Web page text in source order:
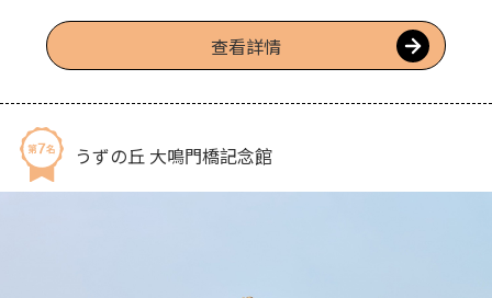
精彩看點豐富。
查看詳情
うずの丘 大鳴門橋記念館